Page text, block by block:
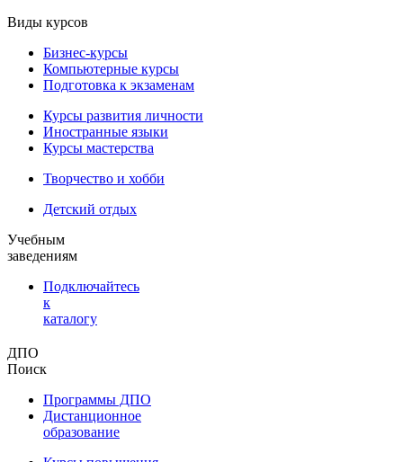
Виды курсов
Бизнес-курсы
Компьютерные курсы
Подготовка к экзаменам
Курсы развития личности
Иностранные языки
Курсы мастерства
Творчество и хобби
Детский отдых
Учебным
заведениям
Подключайтесь
к
каталогу
ДПО
Поиск
Программы ДПО
Дистанционное
образование